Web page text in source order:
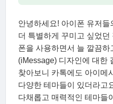
안녕하세요! 아이폰 유저
더 특별하게 꾸미고 싶었던
폰을 사용하면서 늘 깔끔하
(iMessage) 디자인에 대한
찾아보니 카톡에도 아이메
다양한 테마들이 있더라고
다채롭고 매력적인 테마들